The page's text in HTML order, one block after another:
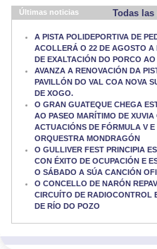
Últimas noticias Todas
A PISTA POLIDEPORTIVA DE
ACOLLERÁ O 22 DE AGOSTO A
DE EXALTACIÓN DO PORCO AO
AVANZA A RENOVACIÓN DA
PAVILLÓN DO VAL COA NOVA
DE XOGO.
O GRAN GUATEQUE CHEGA
AO PASEO MARÍTIMO DE XUVIA
ACTUACIÓNS DE FÓRMULA V E
ORQUESTRA MONDRAGÓN
O GULLIVER FEST PRINCIPIA
CON ÉXITO DE OCUPACIÓN E
O SÁBADO A SÚA CANCIÓN
O CONCELLO DE NARÓN
CIRCUÍTO DE RADIOCONTROL
DE RÍO DO POZO